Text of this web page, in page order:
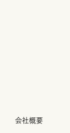
会社概要